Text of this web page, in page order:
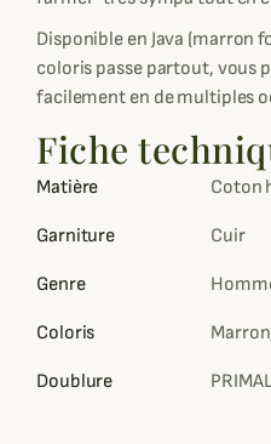
Disponible en Java (marron
coloris passe partout, vous
facilement en de multiples
Fiche
Matière Coton
Garniture Cuir
Genre
Coloris
Doublure